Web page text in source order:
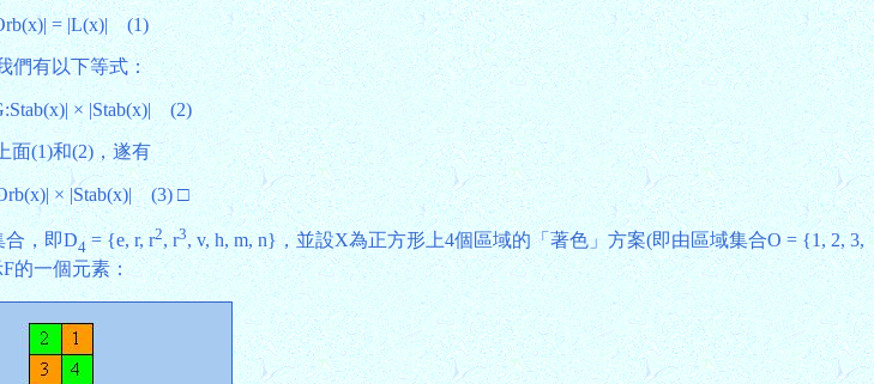
= |L(x)| (1)
們有以下等式：
× |Stab(x)| (2)
面(1)和(2)，遂有
× |Stab(x)| (3) □
合，即D4= {e, r, r2, r3, v, h, m, n}，並設X為正方形上4個區域的「著色」方案(即由區域集合O = {1, 2, 3,
的一個元素：